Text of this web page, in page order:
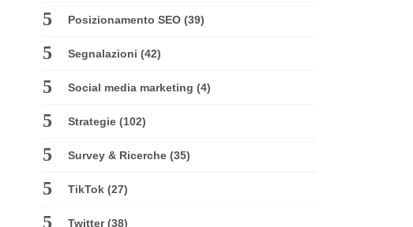
Posizionamento SEO (39)
Segnalazioni (42)
Social media marketing (4)
Strategie (102)
Survey & Ricerche (35)
TikTok (27)
Twitter(38)